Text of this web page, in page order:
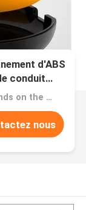
d'ABS
conduit
Prix：Depends on the order quantity
nous